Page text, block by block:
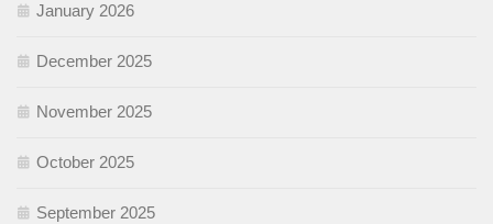
January 2026
December 2025
November 2025
October 2025
September 2025